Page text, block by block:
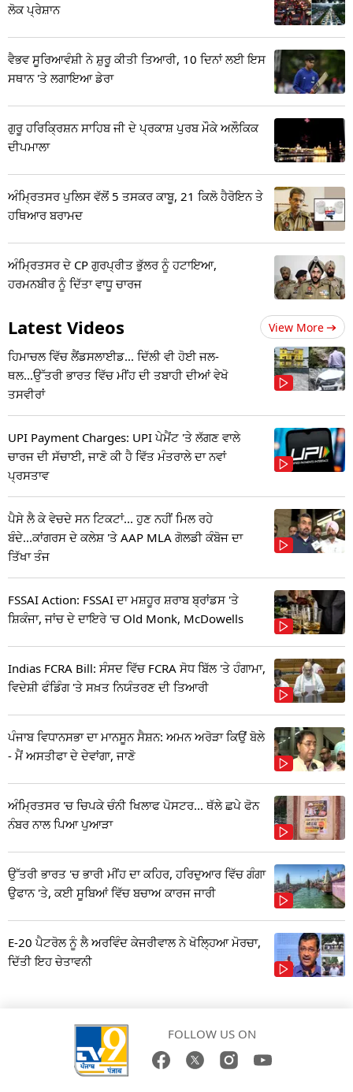
ਲੋਕ ਪ੍ਰੇਸ਼ਾਨ
ਵੈਭਵ ਸੂਰਿਆਵੰਸ਼ੀ ਨੇ ਸ਼ੁਰੂ ਕੀਤੀ ਤਿਆਰੀ, 10 ਦਿਨਾਂ ਲਈ ਇਸ
ਸਥਾਨ 'ਤੇ ਲਗਾਇਆ ਡੇਰਾ
ਗੁਰੂ ਹਰਿਕ੍ਰਿਸ਼ਨ ਸਾਹਿਬ ਜੀ ਦੇ ਪ੍ਰਕਾਸ਼ ਪੁਰਬ ਮੌਕੇ ਅਲੌਕਿਕ
ਦੀਪਮਾਲਾ
ਅੰਮ੍ਰਿਤਸਰ ਪੁਲਿਸ ਵੱਲੋਂ 5 ਤਸਕਰ ਕਾਬੂ, 21 ਕਿਲੋ ਹੈਰੋਇਨ ਤੇ
ਹਥਿਆਰ ਬਰਾਮਦ
ਅੰਮ੍ਰਿਤਸਰ ਦੇ CP ਗੁਰਪ੍ਰੀਤ ਭੁੱਲਰ ਨੂੰ ਹਟਾਇਆ,
ਹਰਮਨਬੀਰ ਨੂੰ ਦਿੱਤਾ ਵਾਧੂ ਚਾਰਜ
Latest Videos View More
ਹਿਮਾਚਲ ਵਿੱਚ ਲੈਂਡਸਲਾਈਡ... ਦਿੱਲੀ ਵੀ ਹੋਈ ਜਲ-
ਥਲ...ਉੱਤਰੀ ਭਾਰਤ ਵਿੱਚ ਮੀਂਹ ਦੀ ਤਬਾਹੀ ਦੀਆਂ ਵੇਖੋ
ਤਸਵੀਰਾਂ
UPI Payment Charges: UPI ਪੇਮੈਂਟ 'ਤੇ ਲੱਗਣ ਵਾਲੇ
ਚਾਰਜ ਦੀ ਸੱਚਾਈ, ਜਾਣੋ ਕੀ ਹੈ ਵਿੱਤ ਮੰਤਰਾਲੇ ਦਾ ਨਵਾਂ
ਪ੍ਰਸਤਾਵ
ਪੈਸੇ ਲੈ ਕੇ ਵੇਚਦੇ ਸਨ ਟਿਕਟਾਂ... ਹੁਣ ਨਹੀਂ ਮਿਲ ਰਹੇ
ਬੰਦੇ...ਕਾਂਗਰਸ ਦੇ ਕਲੇਸ਼ 'ਤੇ AAP MLA ਗੋਲਡੀ ਕੰਬੋਜ ਦਾ
ਤਿੱਖਾ ਤੰਜ
FSSAI Action: FSSAI ਦਾ ਮਸ਼ਹੂਰ ਸ਼ਰਾਬ ਬ੍ਰਾਂਡਸ 'ਤੇ
ਸ਼ਿਕੰਜਾ, ਜਾਂਚ ਦੇ ਦਾਇਰੇ 'ਚ Old Monk, McDowells
Indias FCRA Bill: ਸੰਸਦ ਵਿੱਚ FCRA ਸੋਧ ਬਿੱਲ 'ਤੇ ਹੰਗਾਮਾ,
ਵਿਦੇਸ਼ੀ ਫੰਡਿੰਗ 'ਤੇ ਸਖ਼ਤ ਨਿਯੰਤਰਣ ਦੀ ਤਿਆਰੀ
ਪੰਜਾਬ ਵਿਧਾਨਸਭਾ ਦਾ ਮਾਨਸੂਨ ਸੈਸ਼ਨ: ਅਮਨ ਅਰੋੜਾ ਕਿਉਂ ਬੋਲੇ
- ਮੈਂ ਅਸਤੀਫਾ ਦੇ ਦੇਵਾਂਗਾ, ਜਾਣੋ
ਅੰਮ੍ਰਿਤਸਰ 'ਚ ਚਿਪਕੇ ਚੰਨੀ ਖਿਲਾਫ ਪੋਸਟਰ... ਥੱਲੇ ਛਪੇ ਫੋਨ
ਨੰਬਰ ਨਾਲ ਪਿਆ ਪੁਆੜਾ
ਉੱਤਰੀ ਭਾਰਤ 'ਚ ਭਾਰੀ ਮੀਂਹ ਦਾ ਕਹਿਰ, ਹਰਿਦੁਆਰ ਵਿੱਚ ਗੰਗਾ
ਉਫਾਨ 'ਤੇ, ਕਈ ਸੂਬਿਆਂ ਵਿੱਚ ਬਚਾਅ ਕਾਰਜ ਜਾਰੀ
E-20 ਪੈਟਰੋਲ ਨੂੰ ਲੈ ਅਰਵਿੰਦ ਕੇਜਰੀਵਾਲ ਨੇ ਖੋਲ੍ਹਿਆ ਮੋਰਚਾ,
ਦਿੱਤੀ ਇਹ ਚੇਤਾਵਨੀ
FOLLOW US ON